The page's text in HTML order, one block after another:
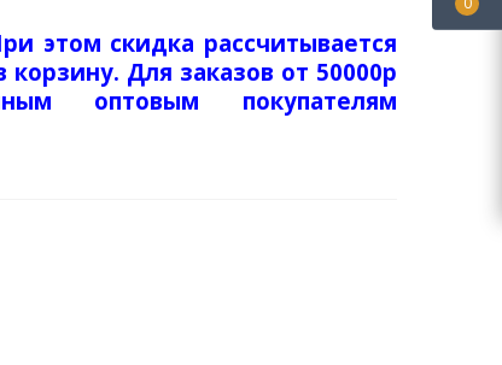
этом скидка рассчитывается
Для заказов от 50000р
оптовым покупателям